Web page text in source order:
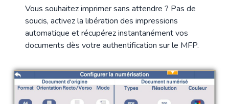
Vous souhaitez imprimer sans attendre ? Pas de
soucis, activez la libération des impressions
automatique et récupérez instantanément vos
documents dès votre authentification sur le MFP.